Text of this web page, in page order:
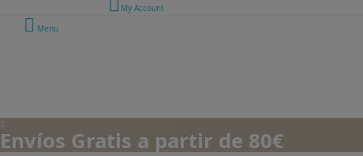
My Account
Menu
Envíos Gratis a partir de 80€